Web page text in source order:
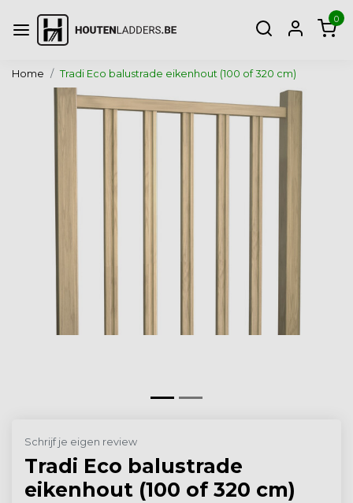
0
Home Tradi Eco balustrade eikenhout (100 of 320 cm)
Schrijf je eigen review
Tradi Eco balustrade
eikenhout (100 of 320 cm)